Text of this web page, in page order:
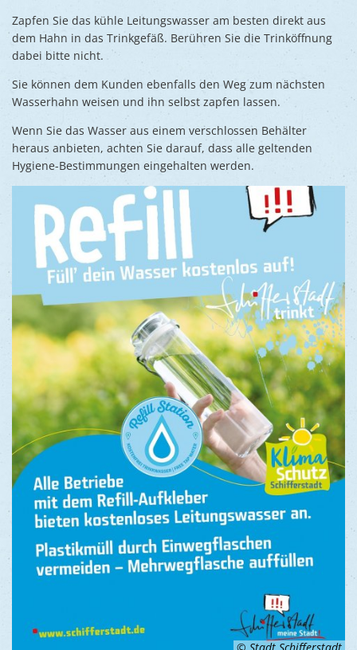
Zapfen Sie das kühle Leitungswasser am besten direkt aus
dem Hahn in das Trinkgefäß. Berühren Sie die Trinköffnung
dabei bitte nicht.
Sie können dem Kunden ebenfalls den Weg zum nächsten
Wasserhahn weisen und ihn selbst zapfen lassen.
Wenn Sie das Wasser aus einem verschlossen Behälter
heraus anbieten, achten Sie darauf, dass alle geltenden
Hygiene-Bestimmungen eingehalten werden.